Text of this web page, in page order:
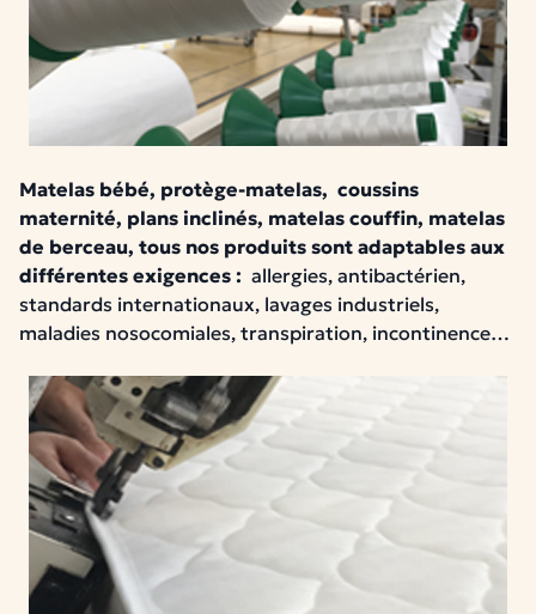
Matelas bébé, protège-matelas, coussins
maternité, plans inclinés, matelas couffin, matelas
de berceau, tous nos produits sont adaptables aux
différentes exigences : allergies, antibactérien,
standards internationaux, lavages industriels,
maladies nosocomiales, transpiration, incontinence…